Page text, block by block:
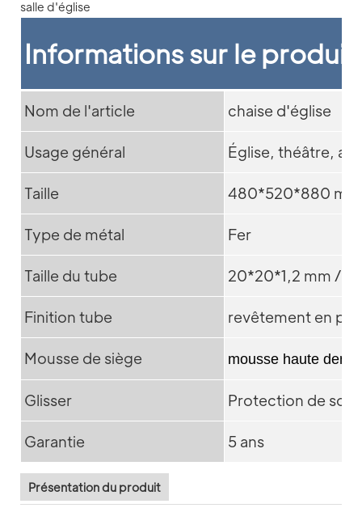
Informations sur le produit
Nom de l'article chaise d'église
Usage général Église, théâtre,
Taille 480*520*880 mm
Type de métal Fer
Taille du tube 20*20*1,2 mm /
Finition tube revêtement en
Mousse de siège mousse haute
Glisser Protection de sol
Garantie 5 ans
Présentation du produit